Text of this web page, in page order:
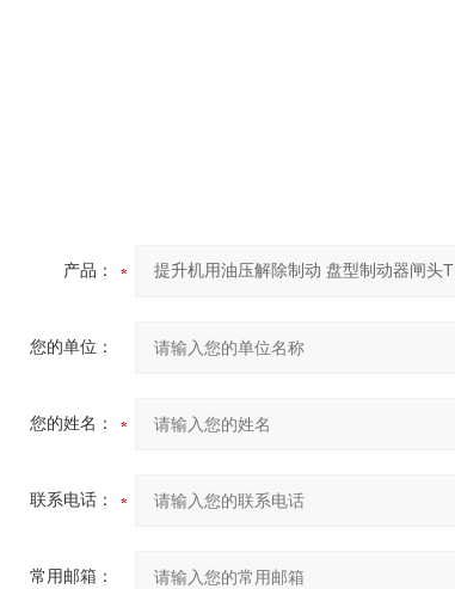
产品：
您的单位：
您的姓名：
联系电话：
常用邮箱：